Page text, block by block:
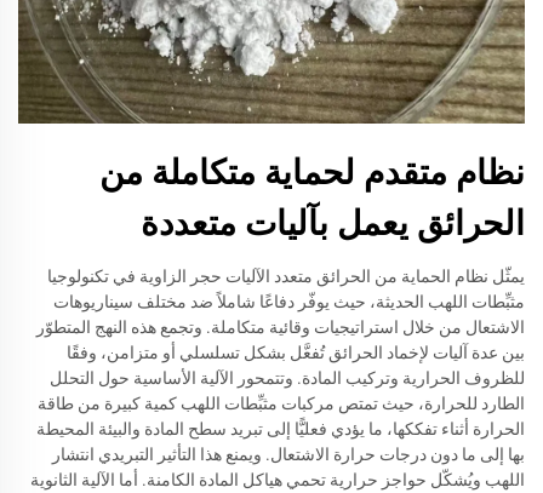
نظام متقدم لحماية متكاملة من
الحرائق يعمل بآليات متعددة
يمثّل نظام الحماية من الحرائق متعدد الآليات حجر الزاوية في تكنولوجيا
مثبِّطات اللهب الحديثة، حيث يوفّر دفاعًا شاملاً ضد مختلف سيناريوهات
الاشتعال من خلال استراتيجيات وقائية متكاملة. وتجمع هذه النهج المتطوّر
بين عدة آليات لإخماد الحرائق تُفعَّل بشكل تسلسلي أو متزامن، وفقًا
للظروف الحرارية وتركيب المادة. وتتمحور الآلية الأساسية حول التحلل
الطارد للحرارة، حيث تمتص مركبات مثبِّطات اللهب كمية كبيرة من طاقة
الحرارة أثناء تفككها، ما يؤدي فعليًّا إلى تبريد سطح المادة والبيئة المحيطة
بها إلى ما دون درجات حرارة الاشتعال. ويمنع هذا التأثير التبريدي انتشار
اللهب ويُشكّل حواجز حرارية تحمي هياكل المادة الكامنة. أما الآلية الثانوية